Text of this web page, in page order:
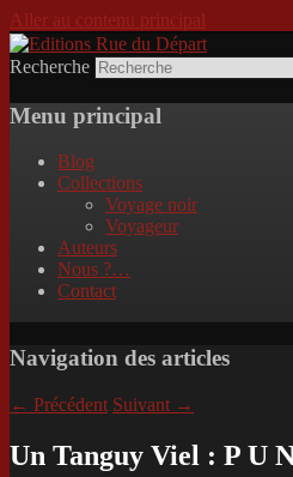
Aller au contenu principal
Editions Rue du
Incitation au voyage,
poème.
Recherche
Menu principal
Blog
Collections
Voyage noir
Voyageur
Auteurs
Nous ?…
Contact
Navigation des articles
← Précédent Suivant →
Un Tanguy Viel : P U